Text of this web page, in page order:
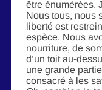
être énumérées.
Nous tous, nous
liberté est
espèce. Nous
nourriture, de
d’un toit au-
une grande
consacré à les